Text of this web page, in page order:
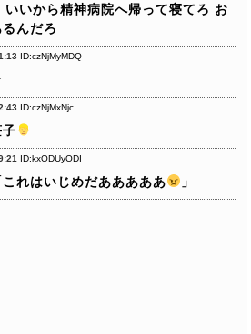
いいから精神病院へ帰って寝てろ お
んだろ
ID:czNjMyMDQ
ID:czNjMxNjc
ID:kxODUyODI
れはいじめだあああああ 」